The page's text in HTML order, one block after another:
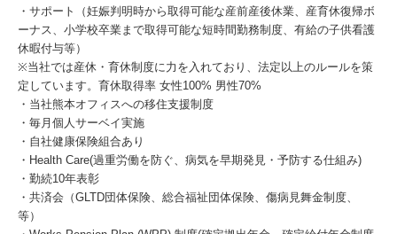
・サポート（妊娠判明時から取得可能な産前産後休業、産育休復帰ボ
ーナス、小学校卒業まで取得可能な短時間勤務制度、有給の子供看護
休暇付与等）
※当社では産休・育休制度に力を入れており、法定以上のルールを策
定しています。育休取得率 女性100% 男性70%
・当社熊本オフィスへの移住支援制度
・毎月個人サーベイ実施
・自社健康保険組合あり
・Health Care(過重労働を防ぐ、病気を早期発見・予防する仕組み)
・勤続10年表彰
・共済会（GLTD団体保険、総合福祉団体保険、傷病見舞金制度、
等）